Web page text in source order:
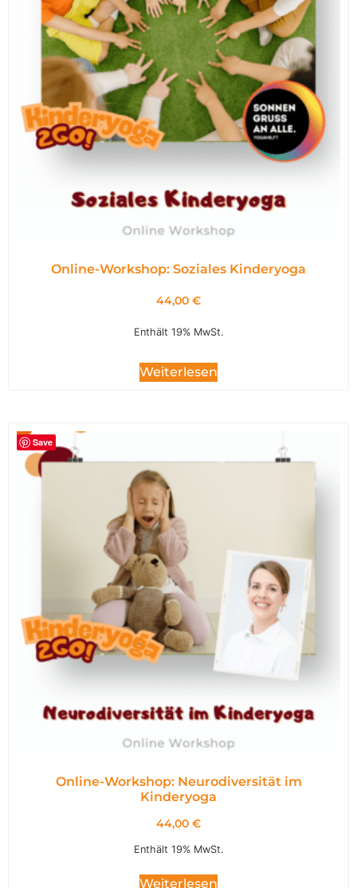
Online-Workshop: Soziales Kinderyoga
44,00 €
Enthält 19% MwSt.
Weiterlesen
Save
Online-Workshop: Neurodiversität im
Kinderyoga
44,00 €
Enthält 19% MwSt.
Weiterlesen